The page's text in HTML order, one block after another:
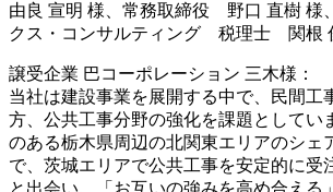
由良 宣明 様、常務取締役 野口 直樹 様
クス・コンサルティング 税理士 関根
譲受企業 巴コーポレーション 三木様：
当社は建設事業を展開する中で、民間工
方、公共工事分野の強化を課題としてい
のある栃木県周辺の北関東エリアのシェ
で、茨城エリアで公共工事を安定的に受
と出会い、「お互いの強みを高め合える